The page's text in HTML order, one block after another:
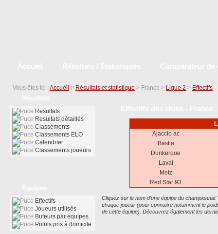
Vous êtes ici : Accueil > Résultats et statistique > France > Ligue 2 > Effectifs
Ajaccio ac
Bastia
Dunkerque
Laval
Metz
Red Star 93
Cliquez sur le nom d'une équipe du
chaque joueur (pour connaitre notamment le
de cette équipe). Découvrez également les
Resultats
Resultats détaillés
Classements
Classements ELO
Calendrier
Classements joueurs
Effectifs
Joueurs utilisés
Buteurs par équipes
Points pris à domicile